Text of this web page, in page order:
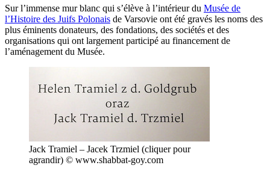
Sur l’immense mur blanc qui s’élève à l’intérieur du Musée de
l’Histoire des Juifs Polonais de Varsovie ont été gravés les noms des
plus éminents donateurs, des fondations, des sociétés et des
organisations qui ont largement participé au financement de
l’aménagement du Musée.
Jack Tramiel – Jacek Trzmiel (cliquer pour
agrandir) © www.shabbat-goy.com